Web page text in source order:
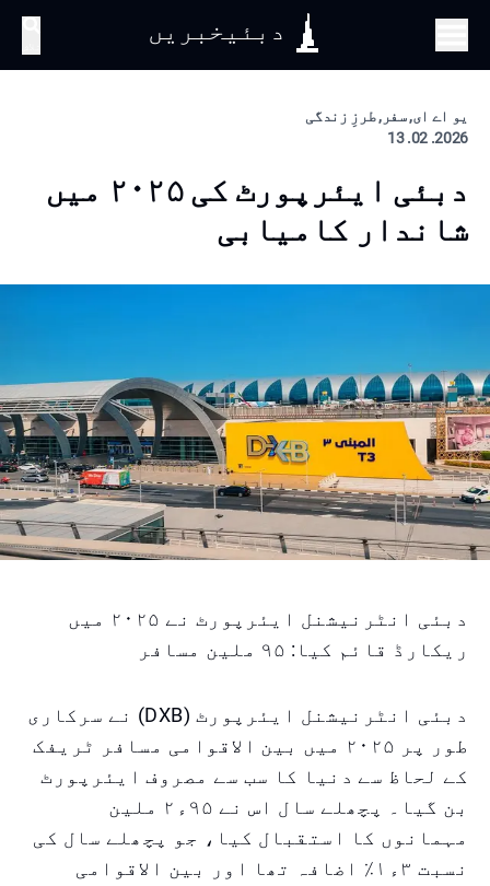
دبئیخبریں
یو اے ای, سفر, طرزِ زندگی
2026. 02. 13
دبئی ایئرپورٹ کی ۲۰۲۵ میں
شاندار کامیابی
دبئی انٹرنیشنل ایئرپورٹ نے ۲۰۲۵ میں
ریکارڈ قائم کیا: ۹۵ ملین مسافر
دبئی انٹرنیشنل ایئرپورٹ (DXB) نے سرکاری
طور پر ۲۰۲۵ میں بین الاقوامی مسافر ٹریفک
کے لحاظ سے دنیا کا سب سے مصروف ایئرپورٹ
بن گیا۔ پچھلے سال اس نے ۹۵ء۲ ملین
مہمانوں کا استقبال کیا، جو پچھلے سال کی
نسبت ۳ء۱٪ اضافہ تھا اور بین الاقوامی